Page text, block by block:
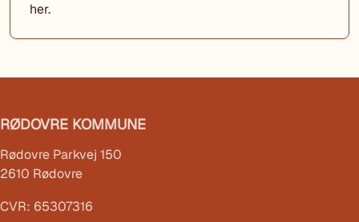
her.
RØDOVRE KOMMUNE
Rødovre Parkvej 150
2610 Rødovre
CVR: 65307316